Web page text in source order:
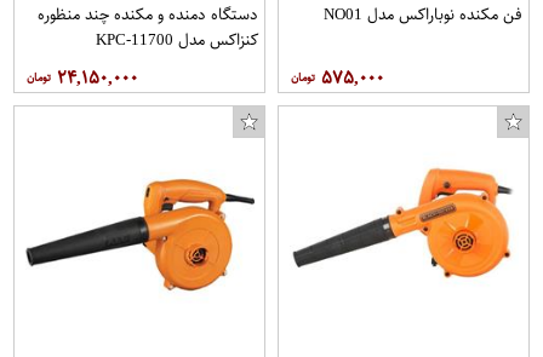
فن مکنده نوباراکس مدل NO01
۵۷۵,۰۰۰
دستگاه دمنده و مکنده چند منظوره
کنزاکس مدل KPC-11700
۲۴,۱۵۰,۰۰۰